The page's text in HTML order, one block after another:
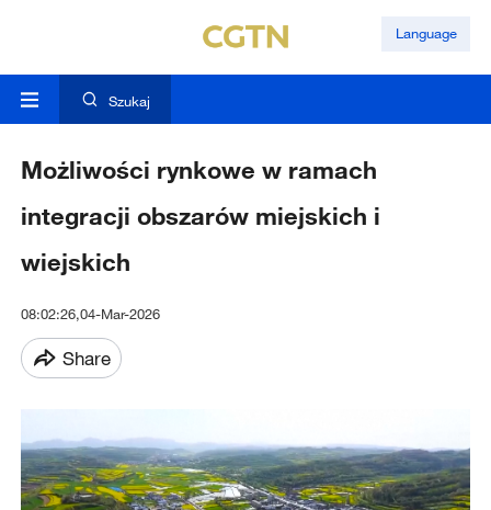
Language
Szukaj
Możliwości rynkowe w ramach
integracji obszarów miejskich i
wiejskich
08:02:26,04-Mar-2026
Share